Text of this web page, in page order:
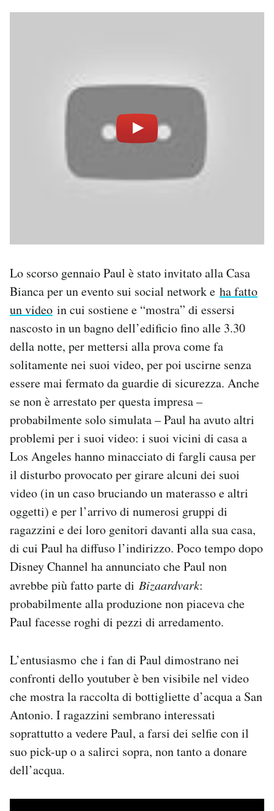
Lo scorso gennaio Paul è stato invitato alla Casa
Bianca per un evento sui social network e ha fatto
un video in cui sostiene e “mostra” di essersi
nascosto in un bagno dell’edificio fino alle 3.30
della notte, per mettersi alla prova come fa
solitamente nei suoi video, per poi uscirne senza
essere mai fermato da guardie di sicurezza. Anche
se non è arrestato per questa impresa –
probabilmente solo simulata – Paul ha avuto altri
problemi per i suoi video: i suoi vicini di casa a
Los Angeles hanno minacciato di fargli causa per
il disturbo provocato per girare alcuni dei suoi
video (in un caso bruciando un materasso e altri
oggetti) e per l’arrivo di numerosi gruppi di
ragazzini e dei loro genitori davanti alla sua casa,
di cui Paul ha diffuso l’indirizzo. Poco tempo dopo
Disney Channel ha annunciato che Paul non
avrebbe più fatto parte di Bizaardvark:
probabilmente alla produzione non piaceva che
Paul facesse roghi di pezzi di arredamento.
L’entusiasmo che i fan di Paul dimostrano nei
confronti dello youtuber è ben visibile nel video
che mostra la raccolta di bottigliette d’acqua a San
Antonio. I ragazzini sembrano interessati
soprattutto a vedere Paul, a farsi dei selfie con il
suo pick-up o a salirci sopra, non tanto a donare
dell’acqua.